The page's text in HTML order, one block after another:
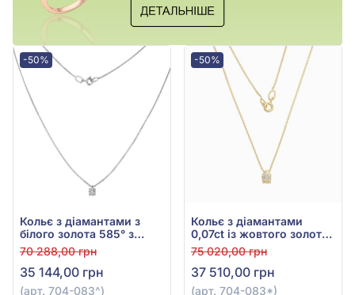
-50%
Кольє з діамантами з
білого золота 585° з
діамантом 0,075ct, арт.
704-083
70 288,00 грн
35 144,00 грн
(арт. 704-083^)
-50%
Кольє з діамантами
0,07ct із жовтого золота
585°, арт. 704-083*
75 020,00 грн
37 510,00 грн
(арт. 704-083*)